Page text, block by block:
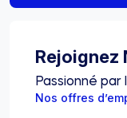
Rejoignez
Passionné
Nos offres